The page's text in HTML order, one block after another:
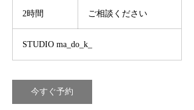
2時間
く
さ
ご相談ください
STUDIO ma_do_k_
今すぐ予約